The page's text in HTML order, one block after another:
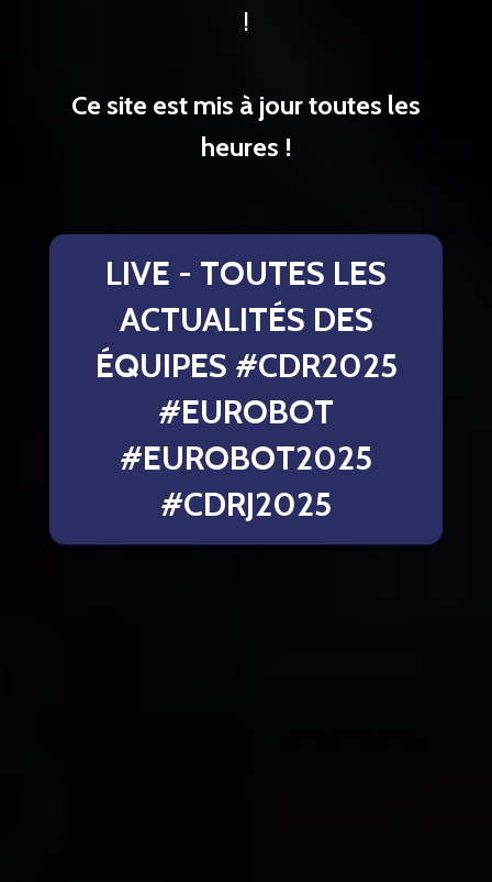
!
Ce site est mis à jour toutes les
heures !
LIVE - TOUTES LES
ACTUALITÉS DES
ÉQUIPES #CDR2025
#EUROBOT
#EUROBOT2025
#CDRJ2025